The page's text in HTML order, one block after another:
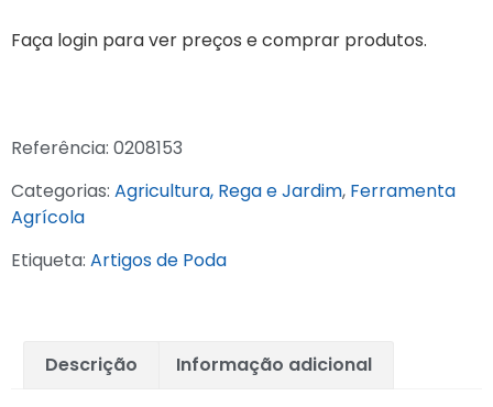
Faça login para ver preços e comprar produtos.
Referência: 0208153
Categorias: Agricultura, Rega e Jardim, Ferramenta
Agrícola
Etiqueta: Artigos de Poda
Descrição Informação adicional